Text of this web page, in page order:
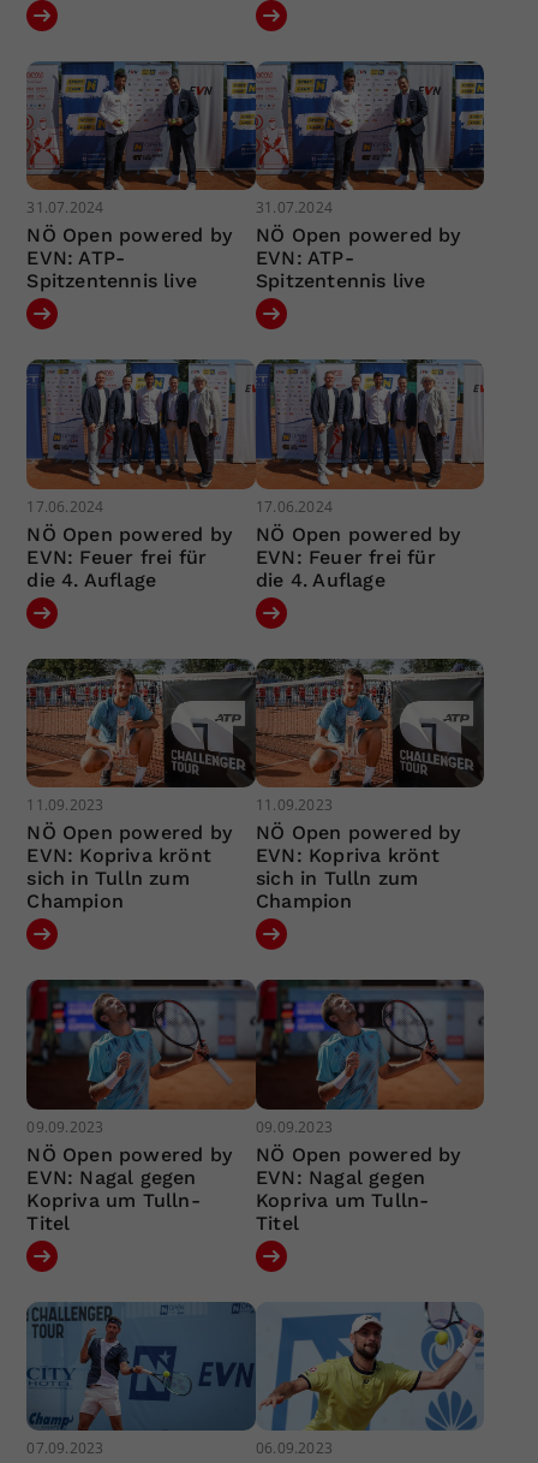
31.07.2024
NÖ Open powered by
EVN: ATP-
Spitzentennis live
31.07.2024
NÖ Open powered by
EVN: ATP-
Spitzentennis live
17.06.2024
NÖ Open powered by
EVN: Feuer frei für
die 4. Auflage
17.06.2024
NÖ Open powered by
EVN: Feuer frei für
die 4. Auflage
11.09.2023
NÖ Open powered by
EVN: Kopriva krönt
sich in Tulln zum
Champion
11.09.2023
NÖ Open powered by
EVN: Kopriva krönt
sich in Tulln zum
Champion
09.09.2023
NÖ Open powered by
EVN: Nagal gegen
Kopriva um Tulln-
Titel
09.09.2023
NÖ Open powered by
EVN: Nagal gegen
Kopriva um Tulln-
Titel
07.09.2023 06.09.2023